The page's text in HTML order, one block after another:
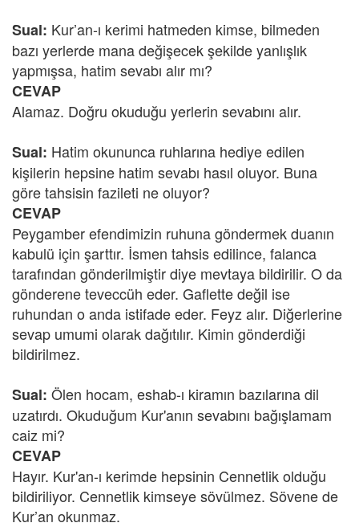
Sual: Kur’an-ı kerimi hatmeden kimse, bilmeden
bazı yerlerde mana değişecek şekilde yanlışlık
yapmışsa, hatim sevabı alır mı?
CEVAP
Alamaz. Doğru okuduğu yerlerin sevabını alır.
Sual: Hatim okununca ruhlarına hediye edilen
kişilerin hepsine hatim sevabı hasıl oluyor. Buna
göre tahsisin fazileti ne oluyor?
CEVAP
Peygamber efendimizin ruhuna göndermek duanın
kabulü için şarttır. İsmen tahsis edilince, falanca
tarafından gönderilmiştir diye mevtaya bildirilir. O da
gönderene teveccüh eder. Gaflette değil ise
ruhundan o anda istifade eder. Feyz alır. Diğerlerine
sevap umumi olarak dağıtılır. Kimin gönderdiği
bildirilmez.
Sual: Ölen hocam, eshab-ı kiramın bazılarına dil
uzatırdı. Okuduğum Kur'anın sevabını bağışlamam
caiz mi?
CEVAP
Hayır. Kur'an-ı kerimde hepsinin Cennetlik olduğu
bildiriliyor. Cennetlik kimseye sövülmez. Sövene de
Kur’an okunmaz.